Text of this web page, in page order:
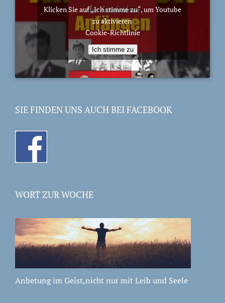
Klicken Sie auf „Ich stimme zu“, um Youtube
zu aktivieren
Cookie-Richtlinie
Ich stimme zu
SIE FINDEN UNS AUCH BEI FACEBOOK
WORT ZUR WOCHE
Anbetung im Geist,nicht nur mit Leib und Seele